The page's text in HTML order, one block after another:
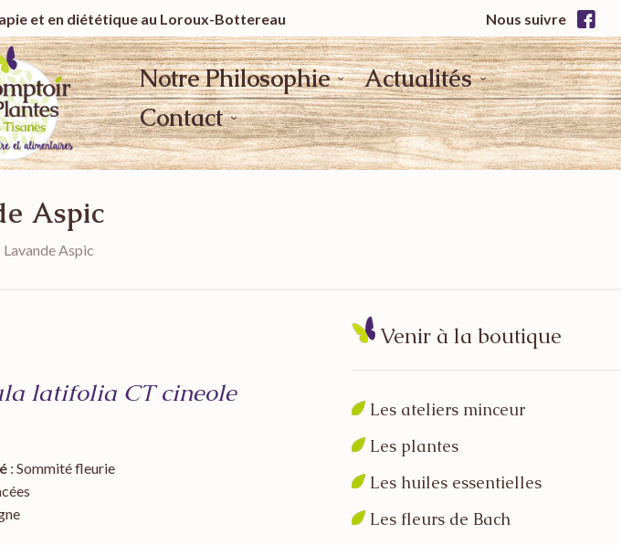
et en diététique au Loroux-Bottereau Nous suivre
Notre Philosophie
Actualités
Contact
Aspic
Lavande Aspic
latifolia CT cineole
: Sommité fleurie
Venir à la boutique
Les ateliers minceur
Les plantes
Les huiles essentielles
Les fleurs de Bach